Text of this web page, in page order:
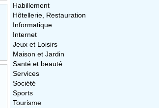
Habillement
Hôtellerie, Restauration
Informatique
Internet
Jeux et Loisirs
Maison et Jardin
Santé et beauté
Services
Société
Sports
Tourisme